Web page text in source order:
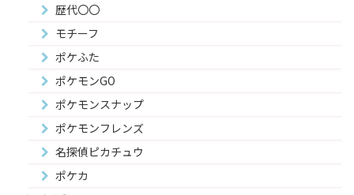
歴代〇〇
モチーフ
ポケふた
ポケモンGO
ポケモンスナップ
ポケモンフレンズ
名探偵ピカチュウ
ポケカ